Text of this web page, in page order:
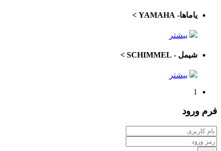
یاماها- YAMAHA >
بیشتر
شیمل - SCHIMMEL >
بیشتر
1
فرم ورود